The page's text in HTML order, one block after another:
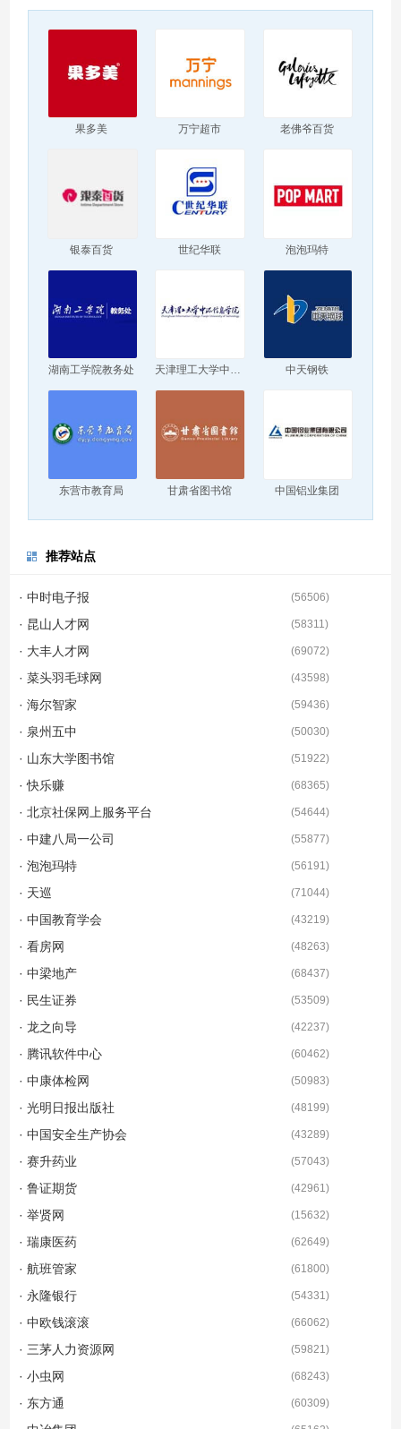
果多美 万宁超市 老佛爷百货
银泰百货 世纪华联 泡泡玛特
湖南工学院教务处 天津理工大学中环信息学院 中天钢铁
东营市教育局 甘肃省图书馆 中国铝业集团
推荐站点
· 中时电子报 (56506)
· 昆山人才网 (58311)
· 大丰人才网 (69072)
· 菜头羽毛球网 (43598)
· 海尔智家 (59436)
· 泉州五中 (50030)
· 山东大学图书馆 (51922)
· 快乐赚 (68365)
· 北京社保网上服务平台 (54644)
· 中建八局一公司 (55877)
· 泡泡玛特 (56191)
· 天巡 (71044)
· 中国教育学会 (43219)
· 看房网 (48263)
· 中梁地产 (68437)
· 民生证券 (53509)
· 龙之向导 (42237)
· 腾讯软件中心 (60462)
· 中康体检网 (50983)
· 光明日报出版社 (48199)
· 中国安全生产协会 (43289)
· 赛升药业 (57043)
· 鲁证期货 (42961)
· 举贤网 (15632)
· 瑞康医药 (62649)
· 航班管家 (61800)
· 永隆银行 (54331)
· 中欧钱滚滚 (66062)
· 三茅人力资源网 (59821)
· 小虫网 (68243)
· 东方通 (60309)